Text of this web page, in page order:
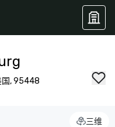
国, 95448
三维